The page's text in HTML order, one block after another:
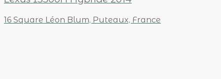
16 Square Léon Blum, Puteaux, France